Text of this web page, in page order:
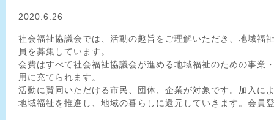
2020.6.26
社会福祉協議会では、活動の趣旨をご理解いただき、地域福
員を募集しています。
会費はすべて社会福祉協議会が進める地域福祉のための事業
用に充てられます。
活動に賛同いただける市民、団体、企業が対象です。加入に
地域福祉を推進し、地域の暮らしに還元していきます。会員